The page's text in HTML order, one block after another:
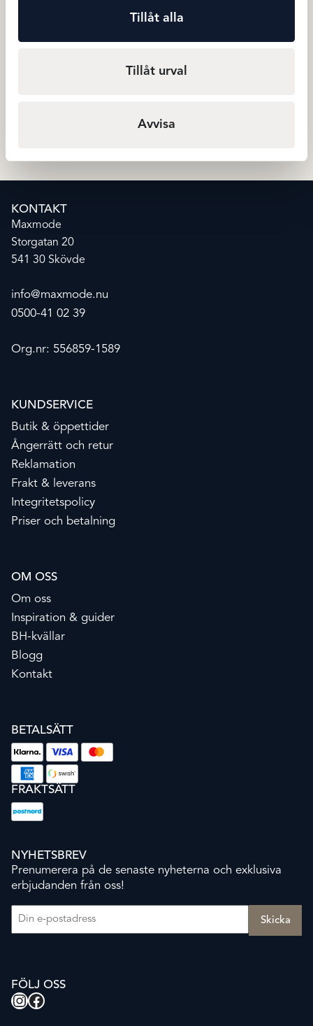
Tillåt alla
Tillåt urval
Avvisa
119 kr
Det
ursprungliga
var:
Det
nuvarande
är:
KONTAKT
Maxmode
Storgatan 20
541 30 Skövde
info@maxmode.nu
0500-41 02 39
Org.nr: 556859-1589
KUNDSERVICE
Butik & öppettider
Ångerrätt och retur
Reklamation
Frakt & leverans
Integritetspolicy
Priser och betalning
OM OSS
Om oss
Inspiration & guider
BH-kvällar
Blogg
Kontakt
BETALSÄTT
FRAKTSÄTT
NYHETSBREV
Prenumerera på de senaste nyheterna och exklusiva
erbjudanden från oss!
FÖLJ OSS
Instagram
Facebook